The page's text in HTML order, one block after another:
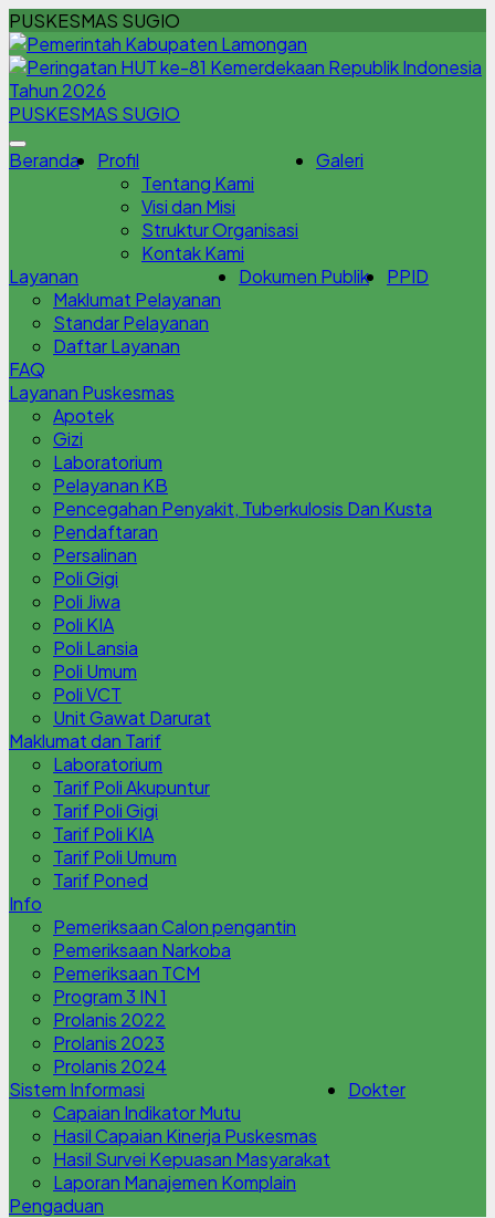
PUSKESMAS SUGIO
PUSKESMAS SUGIO
Beranda
Profil
Tentang Kami
Visi dan Misi
Struktur Organisasi
Kontak Kami
Galeri
Layanan
Maklumat Pelayanan
Standar Pelayanan
Daftar Layanan
Dokumen Publik PPID
FAQ
Layanan Puskesmas
Apotek
Gizi
Laboratorium
Pelayanan KB
Pencegahan Penyakit, Tuberkulosis Dan Kusta
Pendaftaran
Persalinan
Poli Gigi
Poli Jiwa
Poli KIA
Poli Lansia
Poli Umum
Poli VCT
Unit Gawat Darurat
Maklumat dan Tarif
Laboratorium
Tarif Poli Akupuntur
Tarif Poli Gigi
Tarif Poli KIA
Tarif Poli Umum
Tarif Poned
Info
Pemeriksaan Calon pengantin
Pemeriksaan Narkoba
Pemeriksaan TCM
Program 3 IN 1
Prolanis 2022
Prolanis 2023
Prolanis 2024
Sistem Informasi
Capaian Indikator Mutu
Hasil Capaian Kinerja Puskesmas
Hasil Survei Kepuasan Masyarakat
Laporan Manajemen Komplain
Dokter
Pengaduan